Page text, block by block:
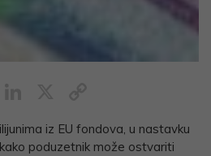
Link
iz EU fondova, u nastavku
poduzetnik može ostvariti